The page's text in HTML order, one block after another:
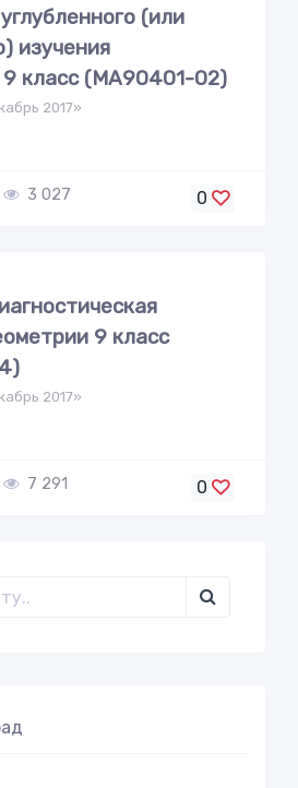
(или
изучения
9 класс (МА90401-02)
2017»
3 027 0
9 класс
2017»
7 291 0